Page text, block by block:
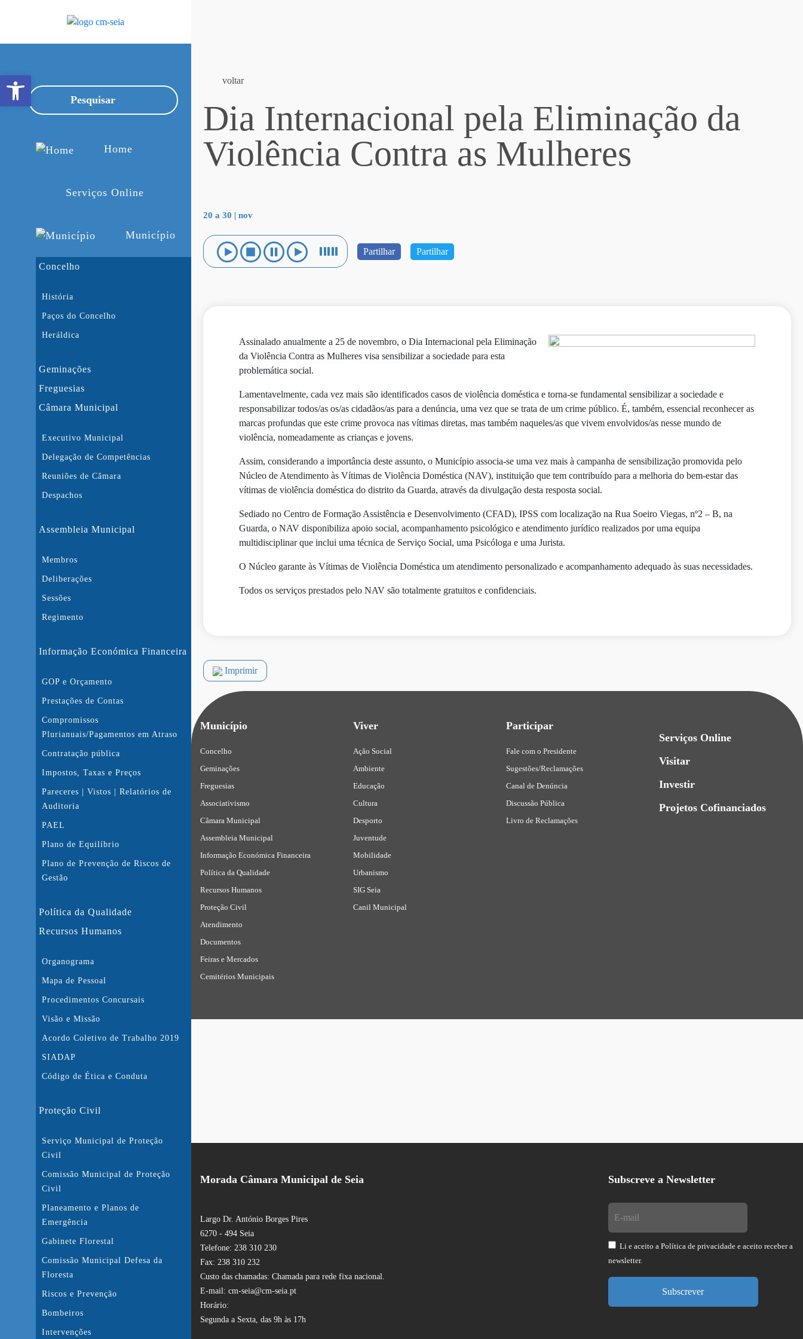
Home
Serviços Online
Município
Concelho
História
Paços do Concelho
Heráldica
Geminações
Freguesias
Câmara Municipal
Executivo Municipal
Delegação de Competências
Reuniões de Câmara
Despachos
Assembleia Municipal
Membros
Deliberações
Sessões
Regimento
Informação Económica Financeira
GOP e Orçamento
Prestações de Contas
Compromissos
Plurianuais/Pagamentos em Atraso
Contratação pública
Impostos, Taxas e Preços
Pareceres | Vistos | Relatórios de
Auditoria
PAEL
Plano de Equilíbrio
Plano de Prevenção de Riscos de
Gestão
Política da Qualidade
Recursos Humanos
Organograma
Mapa de Pessoal
Procedimentos Concursais
Visão e Missão
Acordo Coletivo de Trabalho 2019
SIADAP
Código de Ética e Conduta
Proteção Civil
Serviço Municipal de Proteção
Civil
Comissão Municipal de Proteção
Civil
Planeamento e Planos de
Emergência
Gabinete Florestal
Comissão Municipal Defesa da
Floresta
Riscos e Prevenção
Bombeiros
Intervenções
voltar
Dia Internacional pela Eliminação da
Violência Contra as Mulheres
20 a 30 | nov
Partilhar Partilhar
Assinalado anualmente a 25 de novembro, o Dia Internacional pela Eliminação
da Violência Contra as Mulheres visa sensibilizar a sociedade para esta
problemática social.
Lamentavelmente, cada vez mais são identificados casos de violência doméstica e torna-se fundamental sensibilizar a sociedade e
responsabilizar todos/as os/as cidadãos/as para a denúncia, uma vez que se trata de um crime público. É, também, essencial reconhecer as
marcas profundas que este crime provoca nas vítimas diretas, mas também naqueles/as que vivem envolvidos/as nesse mundo de
violência, nomeadamente as crianças e jovens.
Assim, considerando a importância deste assunto, o Município associa-se uma vez mais à campanha de sensibilização promovida pelo
Núcleo de Atendimento às Vítimas de Violência Doméstica (NAV), instituição que tem contribuído para a melhoria do bem-estar das
vítimas de violência doméstica do distrito da Guarda, através da divulgação desta resposta social.
Sediado no Centro de Formação Assistência e Desenvolvimento (CFAD), IPSS com localização na Rua Soeiro Viegas, nº2 – B, na
Guarda, o NAV disponibiliza apoio social, acompanhamento psicológico e atendimento jurídico realizados por uma equipa
multidisciplinar que inclui uma técnica de Serviço Social, uma Psicóloga e uma Jurista.
O Núcleo garante às Vítimas de Violência Doméstica um atendimento personalizado e acompanhamento adequado às suas necessidades.
Todos os serviços prestados pelo NAV são totalmente gratuitos e confidenciais.
Imprimir
Município
Concelho
Geminações
Freguesias
Associativismo
Câmara Municipal
Assembleia Municipal
Informação Económica Financeira
Política da Qualidade
Recursos Humanos
Proteção Civil
Atendimento
Documentos
Feiras e Mercados
Cemitérios Municipais
Viver
Ação Social
Ambiente
Educação
Cultura
Desporto
Juventude
Mobilidade
Urbanismo
SIG Seia
Canil Municipal
Participar
Fale com o Presidente
Sugestões/Reclamações
Canal de Denúncia
Discussão Pública
Livro de Reclamações
Serviços Online
Visitar
Investir
Projetos Cofinanciados
Morada Câmara Municipal de Seia
Largo Dr. António Borges Pires
6270 - 494 Seia
Telefone: 238 310 230
Fax: 238 310 232
Custo das chamadas: Chamada para rede fixa nacional.
E-mail: cm-seia@cm-seia.pt
Horário:
Segunda a Sexta, das 9h às 17h
Subscreve a Newsletter
Li e aceito a Política de privacidadee aceito receber a
newsletter.
Subscrever
Open toolbar